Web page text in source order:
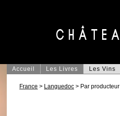
Accueil Les Livres Les Vins
France > Languedoc > Par producteur